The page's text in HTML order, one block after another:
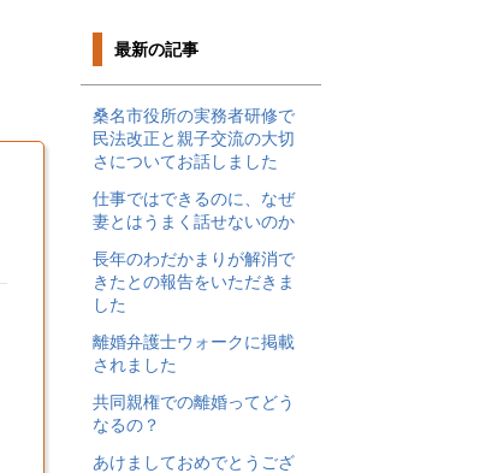
最新の記事
桑名市役所の実務者研修で
民法改正と親子交流の大切
さについてお話しました
仕事ではできるのに、なぜ
妻とはうまく話せないのか
長年のわだかまりが解消で
きたとの報告をいただきま
した
離婚弁護士ウォークに掲載
されました
共同親権での離婚ってどう
なるの？
あけましておめでとうござ